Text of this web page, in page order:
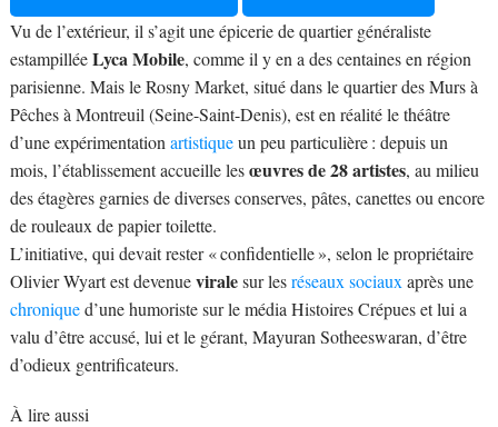
Vu de l’extérieur, il s’agit une épicerie de quartier généraliste
estampilléeLyca Mobile, comme il y en a des centaines en région
parisienne. Mais le Rosny Market, situé dans le quartier des Murs à
Pêches à Montreuil (Seine-Saint-Denis), est en réalité le théâtre
d’une expérimentation artistiqueun peu particulière : depuis un
mois, l’établissement accueille lesœuvres de 28 artistes, au milieu
des étagères garnies de diverses conserves, pâtes, canettes ou encore
de rouleaux de papier toilette.
L’initiative, qui devait rester « confidentielle », selon le propriétaire
Olivier Wyart est devenueviralesur lesréseaux sociaux après une
chroniqued’une humoriste sur le média Histoires Crépues et lui a
valu d’être accusé, lui et le gérant, Mayuran Sotheeswaran, d’être
d’odieux gentrificateurs.
À lire aussi